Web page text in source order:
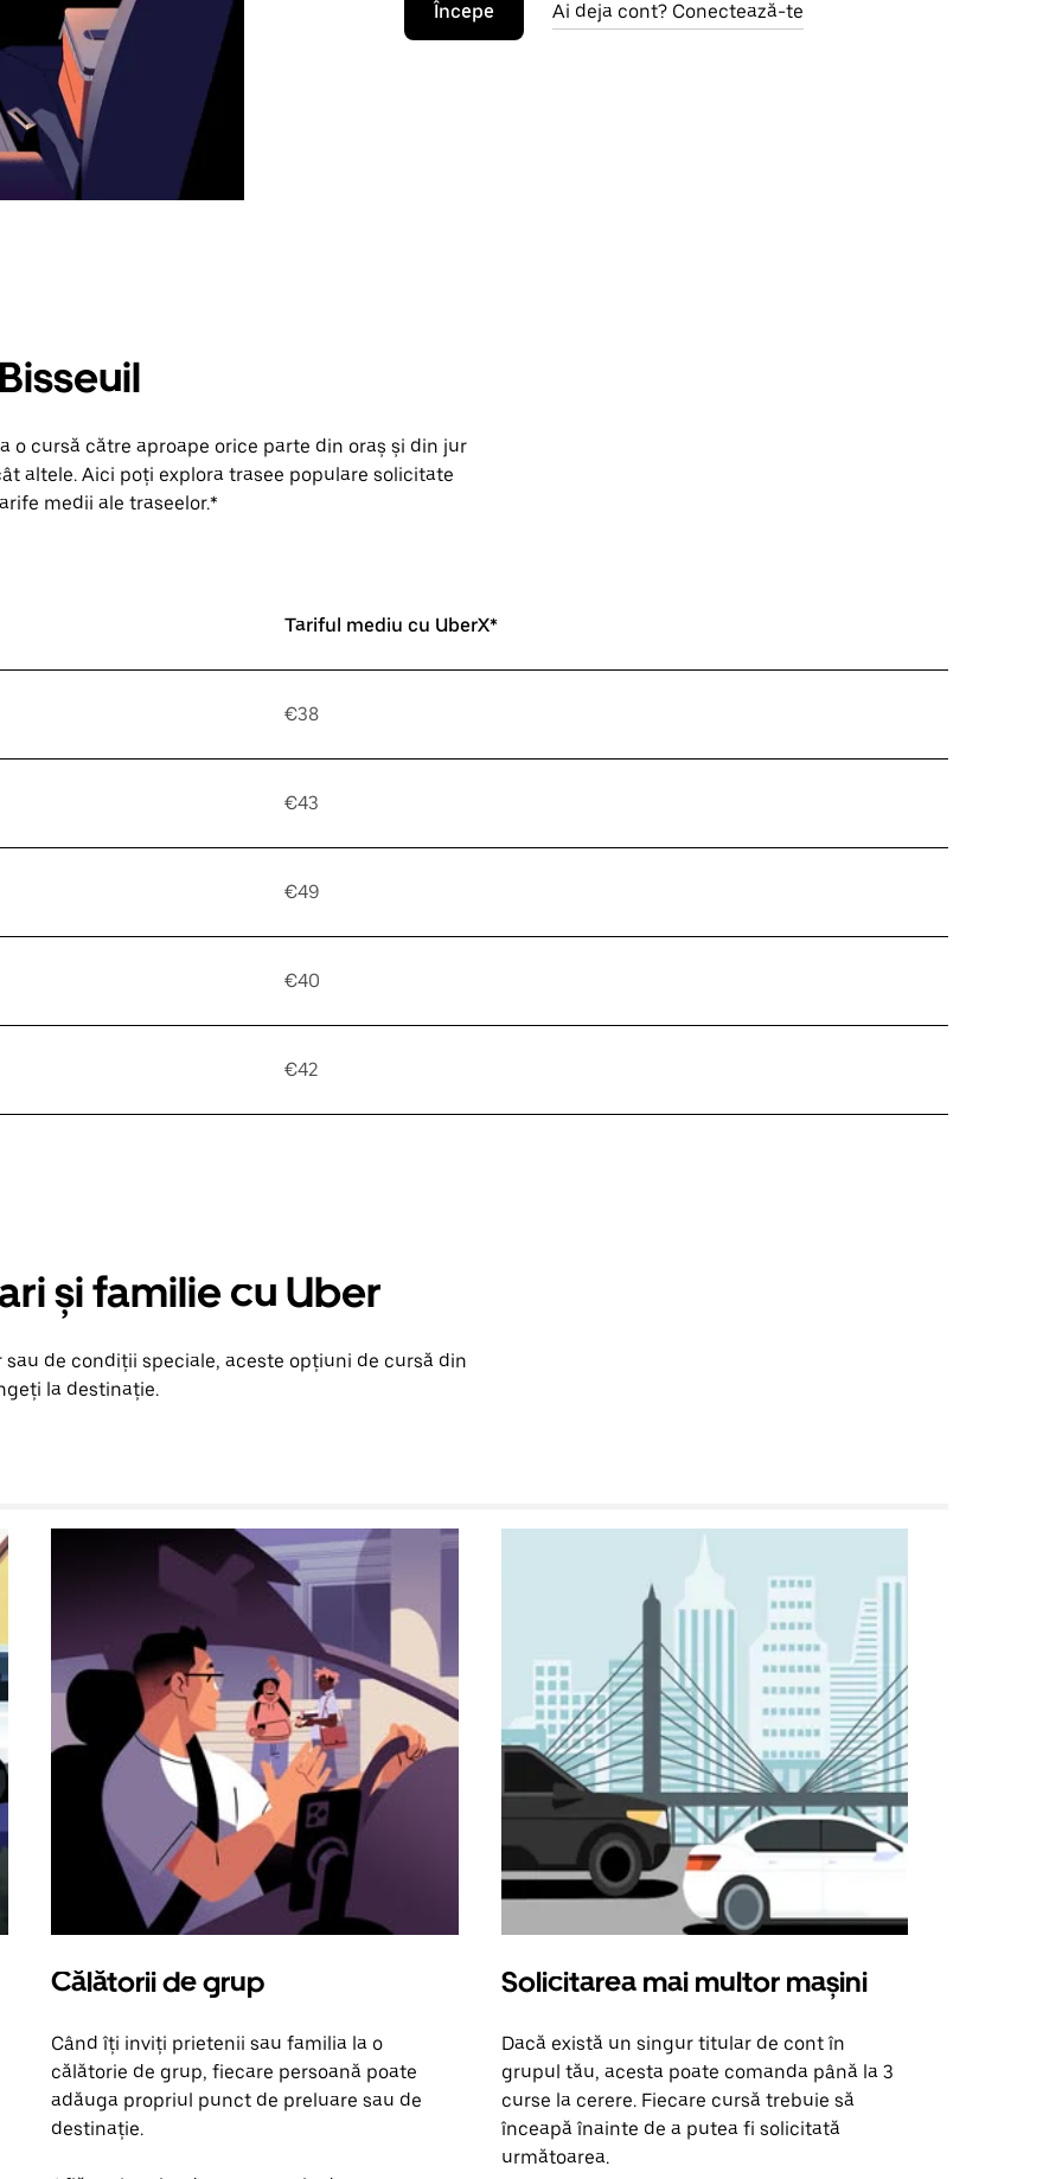
Începe Ai deja cont? Conectează-te
o cursă către aproape orice parte din oraș și din jur
altele. Aici poți explora trasee populare solicitate
medii ale traseelor.*
Tariful mediu cu UberX*
€38
€43
€49
€40
€42
și familie cu Uber
de condiții speciale, aceste opțiuni de cursă din
la destinație.
Călătorii de grup
Când îți inviți prietenii sau familia la o
călătorie de grup, fiecare persoană poate
adăuga propriul punct de preluare sau de
destinație.
Solicitarea mai multor mașini
Dacă există un singur titular de cont în
grupul tău, acesta poate comanda până la 3
curse la cerere. Fiecare cursă trebuie să
înceapă înainte de a putea fi solicitată
următoarea.